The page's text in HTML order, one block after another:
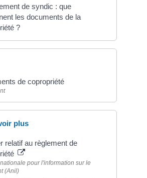
de syndic : que
les documents de la
?
de copropriété
plus
relatif au règlement de
pour l'information sur le
(Anil)